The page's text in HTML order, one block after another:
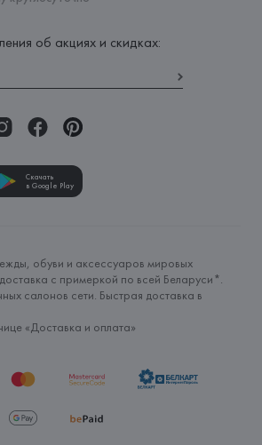
об акциях и скидках:
Скачать
в Google Play
обуви и аксессуаров мировых
с примеркой по всей Беларуси*.
салонов сети. Быстрая доставка в
«Доставка и оплата»